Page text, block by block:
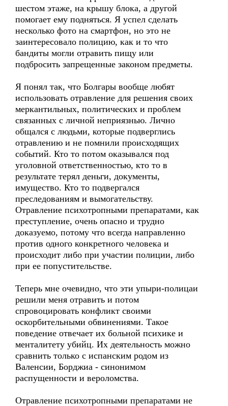
шестом этаже, на крышу блока, а другой
помогает ему подняться. Я успел сделать
несколько фото на смартфон, но это не
заинтересовало полицию, как и то что
бандиты могли отравить пищу или
подбросить запрещенные законом предметы.
Я понял так, что Болгары вообще любят
использовать отравление для решения своих
меркантильных, политических и проблем
связанных с личной неприязнью. Лично
общался с людьми, которые подверглись
отравлению и не помнили происходящих
событий. Кто то потом оказывался под
уголовной ответственностью, кто то в
результате терял деньги, документы,
имущество. Кто то подвергался
преследованиям и вымогательству.
Отравление психотропными препаратами, как
преступление, очень опасно и трудно
доказуемо, потому что всегда направленно
против одного конкретного человека и
происходит либо при участии полиции, либо
при ее попустительстве.
Теперь мне очевидно, что эти упыри-полицаи
решили меня отравить и потом
спровоцировать конфликт своими
оскорбительными обвинениями. Такое
поведение отвечает их больной психике и
менталитету убийц. Их деятельность можно
сравнить только с испанским родом из
Валенсии, Борджиа - синонимом
распущенности и вероломства.
Отравление психотропными препаратами не